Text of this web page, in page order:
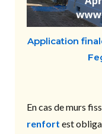
Application
En cas de murs
renfort est